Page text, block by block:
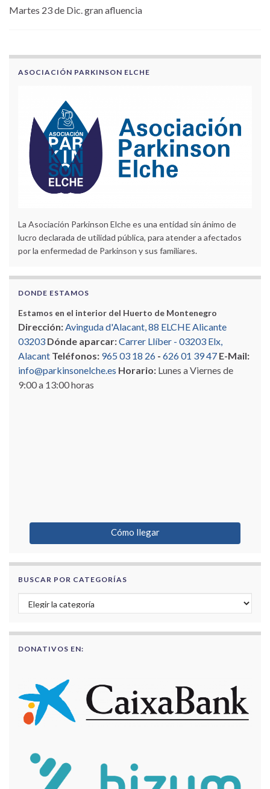
Martes 23 de Dic. gran afluencia
ASOCIACIÓN PARKINSON ELCHE
La Asociación Parkinson Elche es una entidad sin ánimo de
lucro declarada de utilidad pública, para atender a afectados
por la enfermedad de Parkinson y sus familiares.
DONDE ESTAMOS
Estamos en el interior del Huerto de Montenegro
Dirección:Avinguda d'Alacant, 88 ELCHE Alicante
03203 Dónde aparcar:Carrer Llíber - 03203 Elx,
Alacant Teléfonos: 965 03 18 26 - 626 01 39 47 E-Mail:
info@parkinsonelche.es Horario: Lunes a Viernes de
9:00 a 13:00 horas
Cómo llegar
BUSCAR POR CATEGORÍAS
Buscar por categorías
DONATIVOS EN: